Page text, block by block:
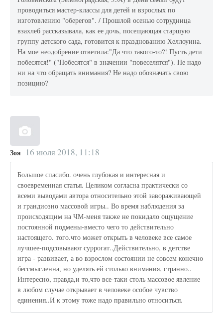
проводиться мастер-классы для детей и взрослых по
изготовлению "оберегов". / Прошлой осенью сотрудница
взахлеб рассказывала, как ее дочь, посещающая старшую
группу детского сада, готовится к празднованию Хеллоуина.
На мое неодобрение ответила:"Да что такого-то?! Пусть дети
побесятся!" ("Побесятся" в значении "повеселятся"). Не надо
ни на что обращать внимания? Не надо обозначать свою
позицию?
Зоя 16 июля 2018, 11:18
Большое спасибо. очень глубокая и интересная и
своевременная статья. Целиком согласна практически со
всеми выводами автора относительно этой завораживающей
и грандиозно массовой игры.. Во время наблюдения за
происходящим на ЧМ-меня также не покидало ощущение
постоянной подмены-вместо чего то действительно
настоящего. того.что может открыть в человеке все самое
лучшее-подсовывают суррогат..Действительно, в детстве
игра - развивает, а во взрослом состоянии не совсем конечно
бессмысленна, но уделять ей столько внимания, странно..
Интересно, правда,и то,что все-таки столь массовое явление
в любом случае открывает в человеке особое чувство
единения..И к этому тоже надо правильно относиться.